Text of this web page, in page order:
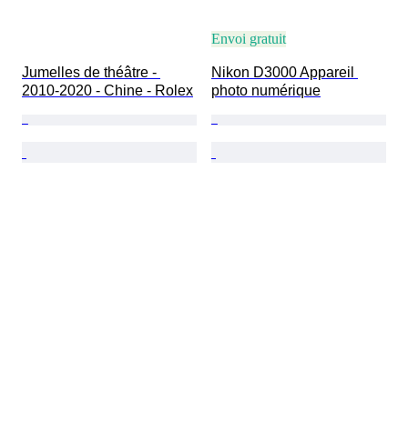
Jumelles de théâtre -
2010-2020 - Chine - Rolex
Envoi gratuit
Nikon D3000 Appareil
photo numérique